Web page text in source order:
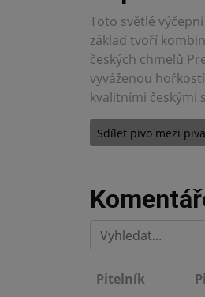
Toto světlé
základ tvoří
českých chmelů
vyváženou
kvalitními českými
Sdílet pivo mezi
Pitelník